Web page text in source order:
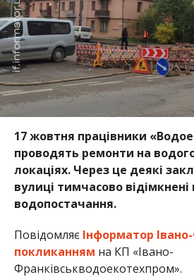
17 жовтня працівники
проводять ремонти на
локаціях. Через це деякі
вулиці тимчасово відімкнені
водопостачання.
Повідомляє Інформатор
покликанням на КП «Івано-
Франківськводоекотехпром».